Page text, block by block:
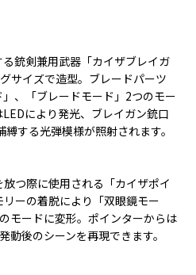
銃剣兼用武器「カイザブレイガ
サイズで造型。ブレードパーツ
、「ブレードモード」2つのモー
により発光、ブレイガン銃口
する光弾模様が照射されます。
つ際に使用される「カイザポイ
ーの着脱により「双眼鏡モー
モードに変形。ポインターからは
動後のシーンを再現できます。